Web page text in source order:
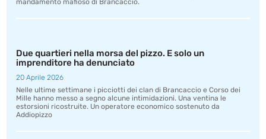
mandamento mafioso di Brancaccio.
Due quartieri nella morsa del pizzo. E solo un
imprenditore ha denunciato
20 Aprile 2026
Nelle ultime settimane i picciotti dei clan di Brancaccio e Corso dei
Mille hanno messo a segno alcune intimidazioni. Una ventina le
estorsioni ricostruite. Un operatore economico sostenuto da
Addiopizzo